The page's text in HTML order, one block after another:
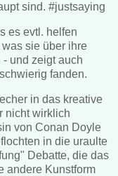
sind. #justsaying
es evtl. helfen
sie über ihre
und zeigt auch
fanden.
in das kreative
nicht wirklich
von Conan Doyle
in die uraulte
Debatte, die das
andere Kunstform